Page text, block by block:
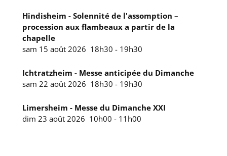
Hindisheim - Solennité de l'assomption –
procession aux flambeaux a partir de la
chapelle
sam 15 août 2026 18h30 - 19h30
Ichtratzheim - Messe anticipée du Dimanche
sam 22 août 2026 18h30 - 19h30
Limersheim - Messe du Dimanche XXI
dim 23 août 2026 10h00 - 11h00